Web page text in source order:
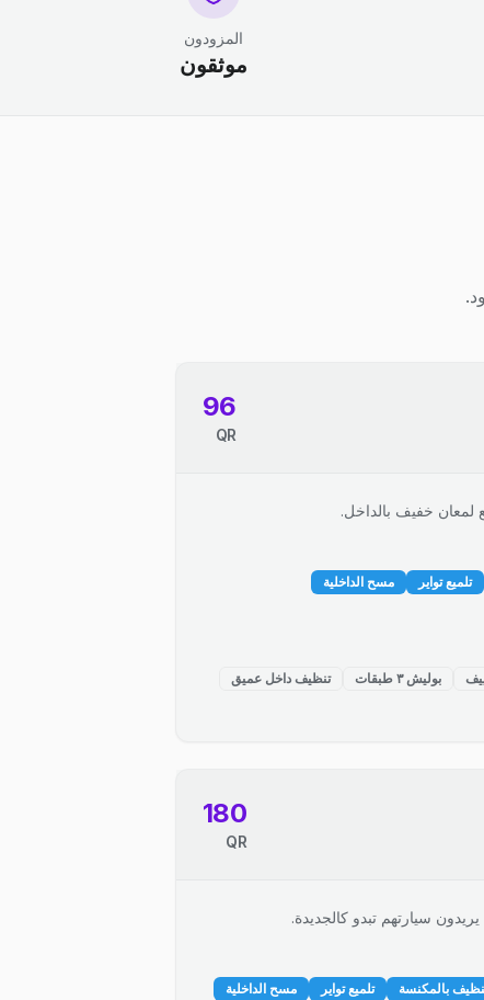
المزودون
موثقون
96
QR
لمعان خفيف بالداخل.
تلميع تواير
مسح الداخلية
بوليش ٣ طبقات
تنظيف داخل عميق
180
QR
سيارتهم تبدو كالجديدة.
بالمكنسة تلميع تواير
مسح الداخلية